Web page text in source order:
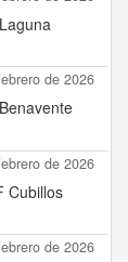
de 2026
de 2026
Cubillos
de 2026